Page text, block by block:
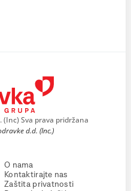
(Inc) Sva prava pridržana
d.d. (Inc.)
O nama
Kontaktirajte nas
Zaštita privatnosti